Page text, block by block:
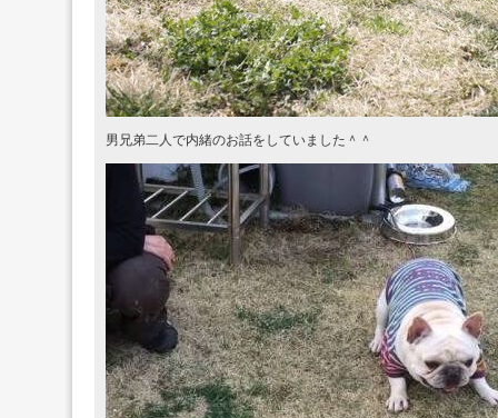
男兄弟二人で内緒のお話をしていました＾＾